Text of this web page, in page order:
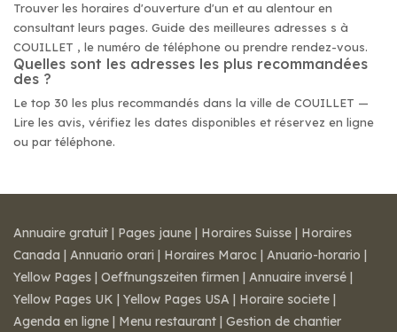
Trouver les horaires d'ouverture d'un et au alentour en
consultant leurs pages. Guide des meilleures adresses s à
COUILLET , le numéro de téléphone ou prendre rendez-vous.
Quelles sont les adresses les plus recommandées
des ?
Le top 30 les plus recommandés dans la ville de COUILLET —
Lire les avis, vérifiez les dates disponibles et réservez en ligne
ou par téléphone.
Annuaire gratuit | Pages jaune | Horaires Suisse | Horaires
Canada | Annuario orari | Horaires Maroc | Anuario-horario |
Yellow Pages | Oeffnungszeiten firmen | Annuaire inversé |
Yellow Pages UK | Yellow Pages USA | Horaire societe |
Agenda en ligne | Menu restaurant | Gestion de chantier